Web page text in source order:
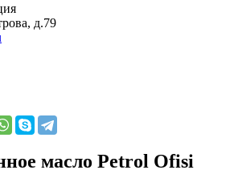
д.79
масло Petrol Ofisi